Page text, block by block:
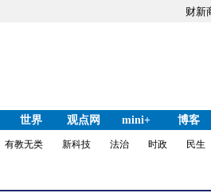
财新
世界 观点网 mini+ 博客
有教无类 新科技 法治 时政 民生